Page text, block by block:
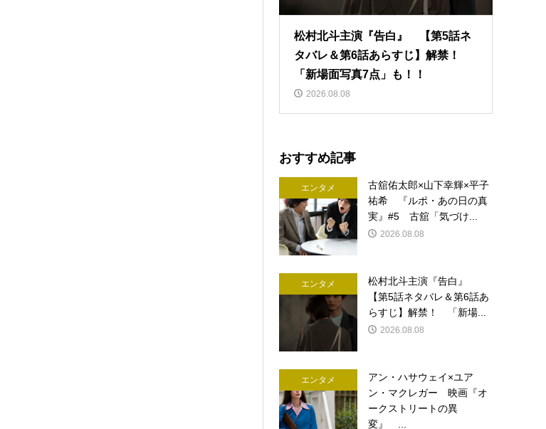
松村北斗主演『告白』 【第5話ネ
タバレ＆第6話あらすじ】解禁！
「新場面写真7点」も！！
2026.08.08
おすすめ記事
エンタメ
古舘佑太郎×山下幸輝×平子
祐希 『ルポ・あの日の真
実』#5 古舘「気づけ...
2026.08.08
エンタメ
松村北斗主演『告白』
【第5話ネタバレ＆第6話あ
らすじ】解禁！ 「新場...
2026.08.08
エンタメ
アン・ハサウェイ×ユア
ン・マクレガー 映画『オ
ークストリートの異
変』 ...